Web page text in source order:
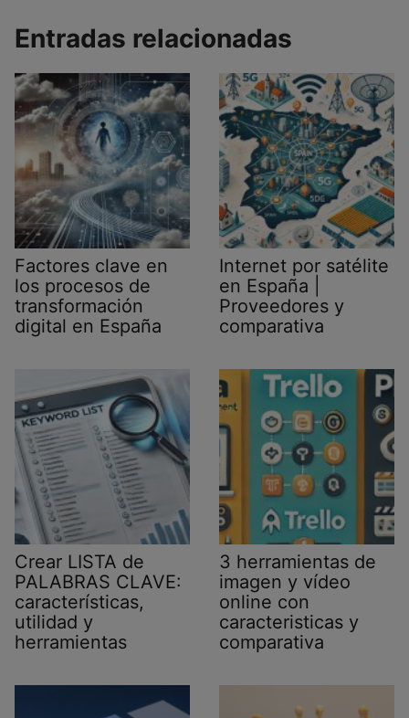
Entradas relacionadas
Factores clave en
los procesos de
transformación
digital en España
Internet por satélite
en España |
Proveedores y
comparativa
Crear LISTA de
PALABRAS CLAVE:
características,
utilidad y
herramientas
3 herramientas de
imagen y vídeo
online con
caracteristicas y
comparativa